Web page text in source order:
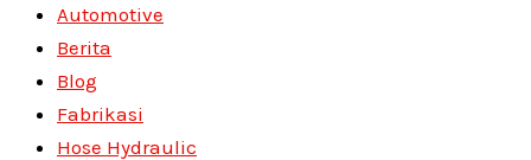
Automotive
Berita
Blog
Fabrikasi
Hose Hydraulic